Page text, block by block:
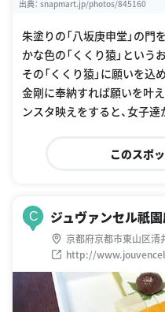
出典： snapmart.jp/photos/845160
朱塗りの「八坂庚申堂」の門
かな色の「くくり猿」という
その「くくり猿」に願いを込
金剛に奉納すれば願いを叶
ンスタ映えをすると、女子
このスポ
C ジュヴァンセル祇
京都府京都市東山区清
http://